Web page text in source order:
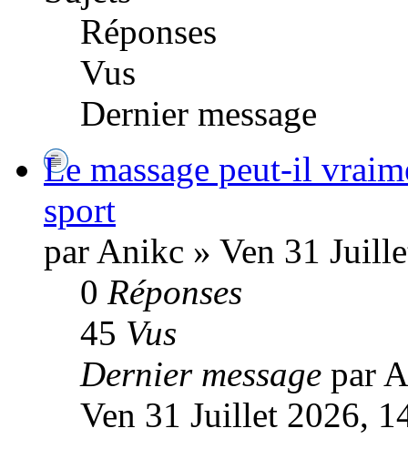
Réponses
Vus
Dernier message
Le massage peut-il
sport
par Anikc » Ven 31
0 Réponses
45 Vus
Dernier message par
Ven 31 Juillet 2026,